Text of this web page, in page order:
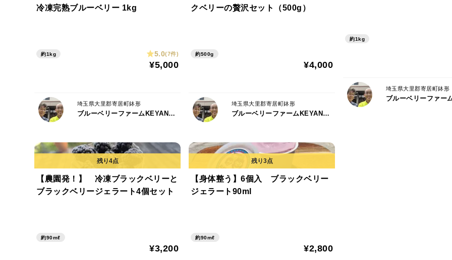
冷凍完熟ブルーベリー 1kg
約1kg 5.0(7件)
¥5,000
埼玉県大里郡寄居町鉢形
ブルーベリーファームKEYANOKI
クベリーの贅沢セット（500g）
約500g
¥4,000
埼玉県大里郡寄居町鉢形
ブルーベリーファームKEYANOKI
約1kg
埼玉県大里郡寄居町鉢形
【農園発！】 冷凍ブラックベリーと
ブラックベリージェラート4個セット
約90mℓ
¥3,200
【身体整う】6個入 ブラックベリー
ジェラート90ml
約90mℓ
¥2,800